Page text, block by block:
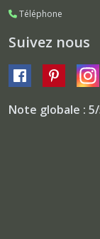
Téléphone
Suivez nous
Note globale :